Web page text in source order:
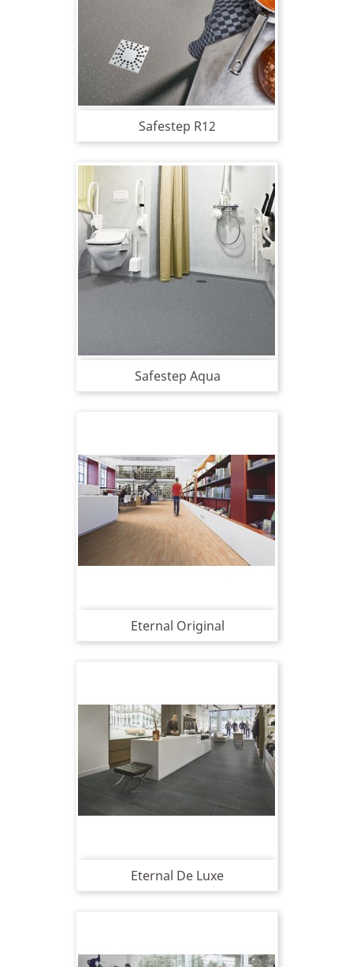
Safestep R12
Safestep Aqua
Eternal Original
Eternal De Luxe